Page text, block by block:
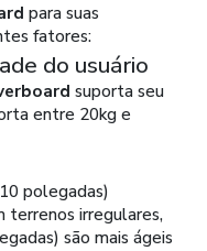
para suas
fatores:
do usuário
suporta seu
entre 20kg e
polegadas)
terrenos irregulares,
são mais ágeis